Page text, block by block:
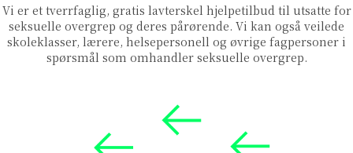
Vi er et tverrfaglig, gratis lavterskel hjelpetilbud til utsatte for
seksuelle overgrep og deres pårørende. Vi kan også veilede
skoleklasser, lærere, helsepersonell og øvrige fagpersoner i
spørsmål som omhandler seksuelle overgrep.